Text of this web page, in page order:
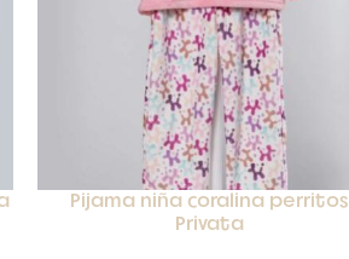
Pijama niña coralina perritos
Privata